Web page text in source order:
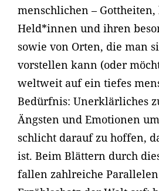
menschlichen –
Held*innen und ihren
sowie von Orten, die man
vorstellen kann (oder
weltweit auf ein tiefes
Bedürfnis: Unerklärliches
Ängsten und Emotionen
schlicht darauf zu hoffen,
ist. Beim Blättern durch
fallen zahlreiche